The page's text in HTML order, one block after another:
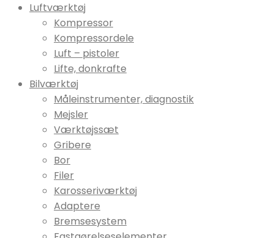
Luftværktøj
Kompressor
Kompressordele
Luft – pistoler
Lifte, donkrafte
Bilværktøj
Måleinstrumenter, diagnostik
Mejsler
Værktøjssæt
Gribere
Bor
Filer
Karosseriværktøj
Adaptere
Bremsesystem